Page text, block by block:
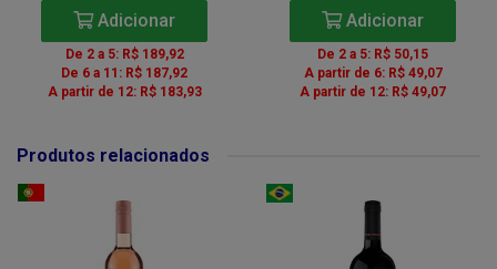
Adicionar
De 2 a 5: R$ 189,92
De 6 a 11: R$ 187,92
A partir de 12: R$ 183,93
Adicionar
De 2 a 5: R$ 50,15
A partir de 6: R$ 49,07
A partir de 12: R$ 49,07
Produtos relacionados